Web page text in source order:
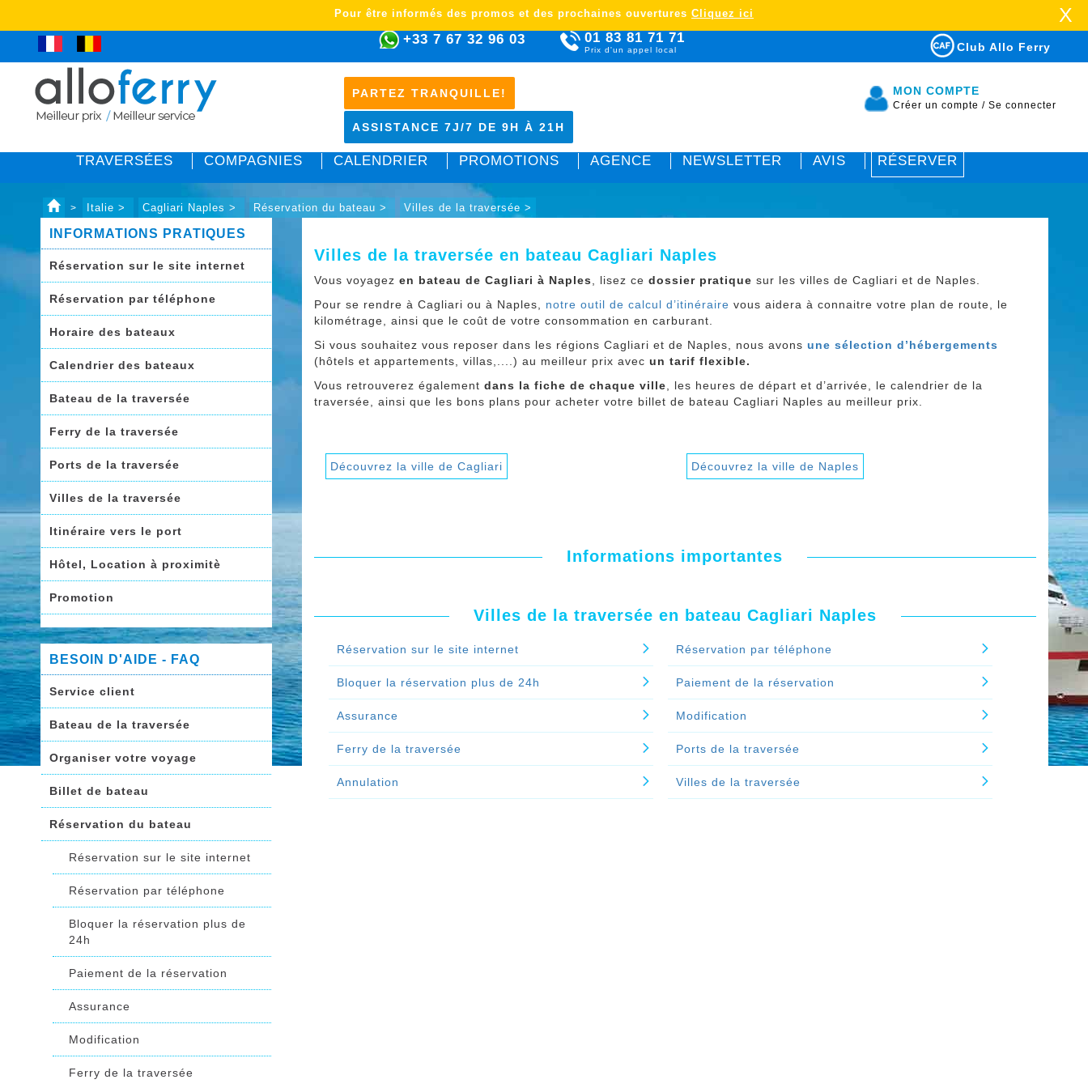
+33 7 67 32 96 03 01 83 81 71 71
Prix d'un appel local Club Allo Ferry
PARTEZ TRANQUILLE!
ASSISTANCE 7J/7 DE 9H À 21H
MON COMPTE
Créer un compte / Se connecter
TRAVERSÉES COMPAGNIES CALENDRIER PROMOTIONS AGENCE NEWSLETTER AVIS RÉSERVER
Pour être informés des promos et des prochaines ouvertures Cliquez ici X
> Italie > Cagliari Naples > Réservation du bateau > Villes de la traversée >
INFORMATIONS PRATIQUES
Réservation sur le site internet
Réservation par téléphone
Horaire des bateaux
Calendrier des bateaux
Bateau de la traversée
Ferry de la traversée
Ports de la traversée
Villes de la traversée
Itinéraire vers le port
Hôtel, Location à proximitè
Promotion
BESOIN D'AIDE - FAQ
Service client
Bateau de la traversée
Organiser votre voyage
Billet de bateau
Réservation du bateau
Réservation sur le site internet
Réservation par téléphone
Bloquer la réservation plus de
24h
Paiement de la réservation
Assurance
Modification
Ferry de la traversée
Villes de la traversée en bateau Cagliari Naples
Vous voyagezen bateau de Cagliari à Naples , lisez cedossier pratique sur les villes de Cagliari et de Naples.
Pour se rendre à Cagliari ou à Naples, notre outil de calcul d’itinéraire vous aidera à connaitre votre plan de route, le
kilométrage, ainsi que le coût de votre consommation en carburant.
Si vous souhaitez vous reposer dans les régions Cagliari et de Naples, nous avonsune sélection d’hébergements
(hôtels et appartements, villas,....) au meilleur prix avecun tarif flexible.
Vous retrouverez égalementdans la fiche de chaque ville , les heures de départ et d’arrivée, le calendrier de la
traversée, ainsi que les bons plans pour acheter votre billet de bateau Cagliari Naples au meilleur prix.
Découvrez la ville de Cagliari Découvrez la ville de Naples
Informations importantes
Villes de la traversée en bateau Cagliari Naples
Réservation sur le site internet Réservation par téléphone
Bloquer la réservation plus de 24h Paiement de la réservation
Assurance Modification
Ferry de la traversée Ports de la traversée
Annulation Villes de la traversée